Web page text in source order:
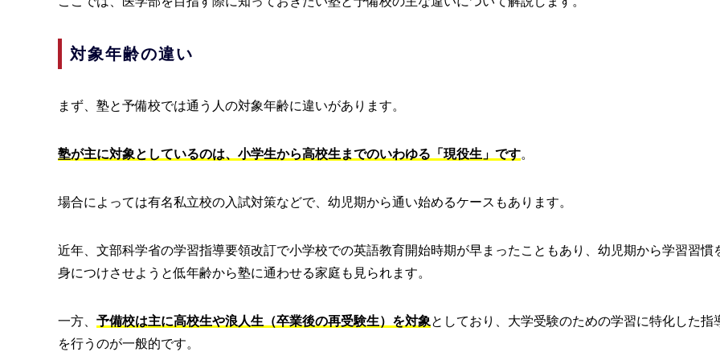
対象年齢の違い
まず、塾と予備校では通う人の対象年齢に違いがあります。
塾が主に対象としているのは、小学生から高校生までのいわゆる「現役生」です。
場合によっては有名私立校の入試対策などで、幼児期から通い始めるケースもあります。
近年、文部科学省の学習指導要領改訂で小学校での英語教育開始時期が早まったこともあり、幼児期から学習習慣
身につけさせようと低年齢から塾に通わせる家庭も見られます。
一方、 予備校は主に高校生や浪人生（卒業後の再受験生）を対象としており、大学受験のための学習に特化した指
を行うのが一般的です。